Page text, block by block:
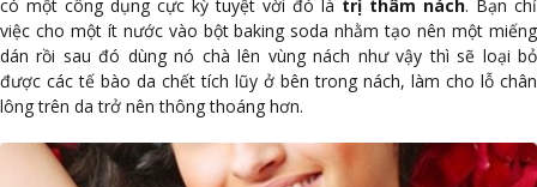
có một công dụng cực kỳ tuyệt vời đó là trị thâm nách. Bạn chỉ
việc cho một ít nước vào bột baking soda nhằm tạo nên một miếng
dán rồi sau đó dùng nó chà lên vùng nách như vậy thì sẽ loại bỏ
được các tế bào da chết tích lũy ở bên trong nách, làm cho lỗ chân
lông trên da trở nên thông thoáng hơn.